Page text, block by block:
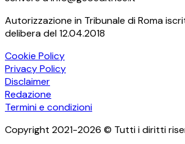
Autorizzazione in Tribunale di Roma
delibera del 12.04.2018
Cookie Policy
Privacy Policy
Disclaimer
Redazione
Termini e condizioni
Copyright 2021-2026 © Tutti i diritti